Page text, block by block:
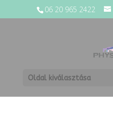
06 20 965 2422
Oldal kiválasztása